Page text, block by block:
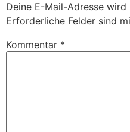
Deine E-Mail-Adresse
Erforderliche Felder sind
Kommentar *